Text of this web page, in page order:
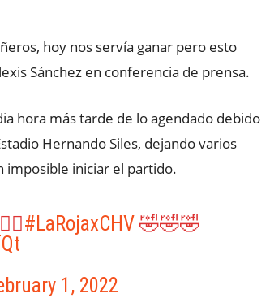
hoy nos servía ganar pero esto
Sánchez en conferencia de prensa.
hora más tarde de lo agendado debido
Hernando Siles, dejando varios
imposible iniciar el partido.
#LaRojaxCHV🤣🤣🤣
1, 2022